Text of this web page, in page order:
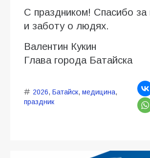
С праздником! Спасибо
и заботу о людях.
Валентин Кукин
Глава города Батайска
2026, Батайск, медицина,
праздник